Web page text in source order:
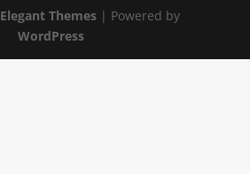
Elegant Themes| Powered by
WordPress